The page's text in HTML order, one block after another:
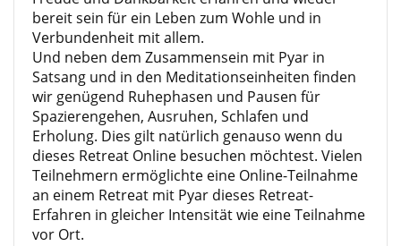
bereit sein für ein Leben zum Wohle und in
Verbundenheit mit allem.
Und neben dem Zusammensein mit Pyar in
Satsang und in den Meditationseinheiten finden
wir genügend Ruhephasen und Pausen für
Spazierengehen, Ausruhen, Schlafen und
Erholung. Dies gilt natürlich genauso wenn du
dieses Retreat Online besuchen möchtest. Vielen
Teilnehmern ermöglichte eine Online-Teilnahme
an einem Retreat mit Pyar dieses Retreat-
Erfahren in gleicher Intensität wie eine Teilnahme
vor Ort.